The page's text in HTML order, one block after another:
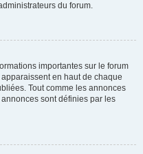
du forum.
importantes sur le forum
en haut de chaque
Tout comme les annonces
sont définies par les